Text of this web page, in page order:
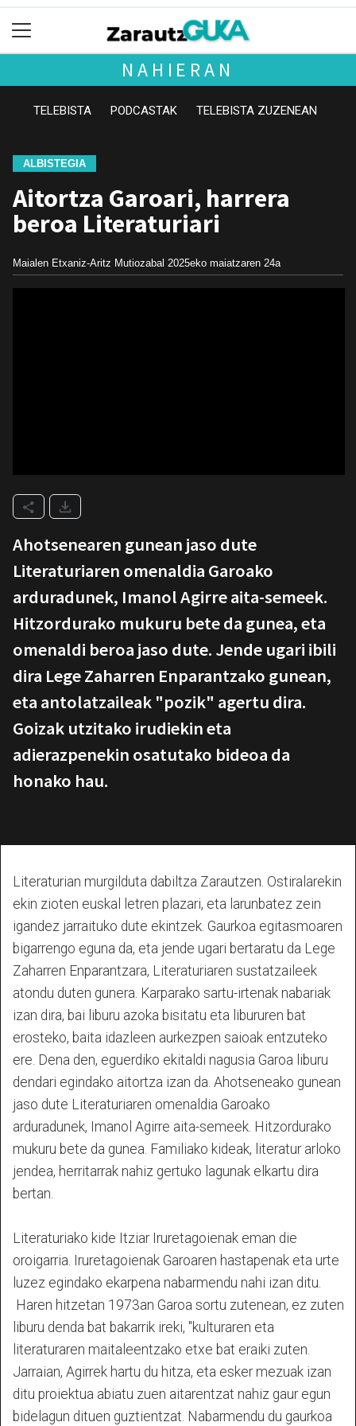
NAHIERAN
TELEBISTA PODCASTAK TELEBISTA ZUZENEAN
ALBISTEGIA
Aitortza Garoari, harrera
beroa Literaturiari
Maialen Etxaniz-Aritz Mutiozabal 2025eko maiatzaren 24a
Ahotsenearen gunean jaso dute
Literaturiaren omenaldia Garoako
arduradunek, Imanol Agirre aita-semeek.
Hitzordurako mukuru bete da gunea, eta
omenaldi beroa jaso dute. Jende ugari ibili
dira Lege Zaharren Enparantzako gunean,
eta antolatzaileak "pozik" agertu dira.
Goizak utzitako irudiekin eta
adierazpenekin osatutako bideoa da
honako hau.
Literaturian murgilduta dabiltza Zarautzen. Ostiralarekin
ekin zioten euskal letren plazari, eta larunbatez zein
igandez jarraituko dute ekintzek. Gaurkoa egitasmoaren
bigarrengo eguna da, eta jende ugari bertaratu da Lege
Zaharren Enparantzara, Literaturiaren sustatzaileek
atondu duten gunera. Karparako sartu-irtenak nabariak
izan dira, bai liburu azoka bisitatu eta libururen bat
erosteko, baita idazleen aurkezpen saioak entzuteko
ere. Dena den, eguerdiko ekitaldi nagusia Garoa liburu
dendari egindako aitortza izan da. Ahotseneako gunean
jaso dute Literaturiaren omenaldia Garoako
arduradunek, Imanol Agirre aita-semeek. Hitzordurako
mukuru bete da gunea. Familiako kideak, literatur arloko
jendea, herritarrak nahiz gertuko lagunak elkartu dira
bertan.
Literaturiako kide Itziar Iruretagoienak eman die
oroigarria. Iruretagoienak Garoaren hastapenak eta urte
luzez egindako ekarpena nabarmendu nahi izan ditu.
Haren hitzetan 1973an Garoa sortu zutenean, ez zuten
liburu denda bat bakarrik ireki, "kulturaren eta
literaturaren maitaleentzako etxe bat eraiki zuten.
Jarraian, Agirrek hartu du hitza, eta esker mezuak izan
ditu proiektua abiatu zuen aitarentzat nahiz gaur egun
bidelagun dituen guztientzat. Nabarmendu du gaurkoa